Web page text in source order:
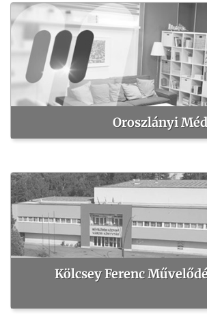
Oroszlányi
Kölcsey Ferenc